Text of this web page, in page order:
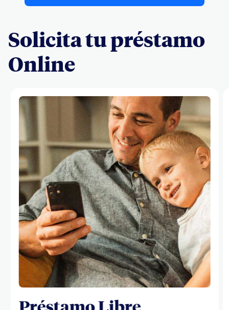
Solicita tu préstamo
Online